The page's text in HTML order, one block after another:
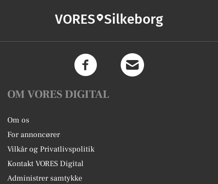
VORES Silkeborg
OM VORES DIGITAL
Om os
For annoncører
Vilkår og Privatlivspolitik
Kontakt VORES Digital
Administrer samtykke